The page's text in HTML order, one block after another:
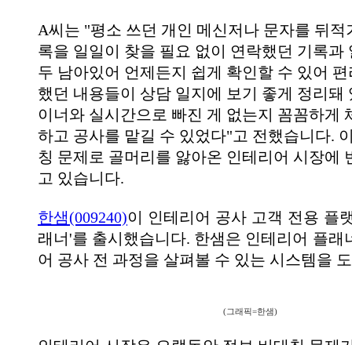
A씨는 "평소 쓰던 개인 메신저나 문자를 뒤적
록을 일일이 찾을 필요 없이 연락했던 기록과
두 남아있어 언제든지 쉽게 확인할 수 있어
했던 내용들이 상담 일지에 보기 좋게 정리돼
이너와 실시간으로 빠진 게 없는지 꼼꼼하게
하고 공사를 맡길 수 있었다"고 전했습니다.
칭 문제로 골머리를 앓아온 인테리어 시장에
고 있습니다.
한샘(009240)이 인테리어 공사 고객 전용 플
래너'를 출시했습니다. 한샘은 인테리어 플래
어 공사 전 과정을 살펴볼 수 있는 시스템을
(그래픽=한샘)